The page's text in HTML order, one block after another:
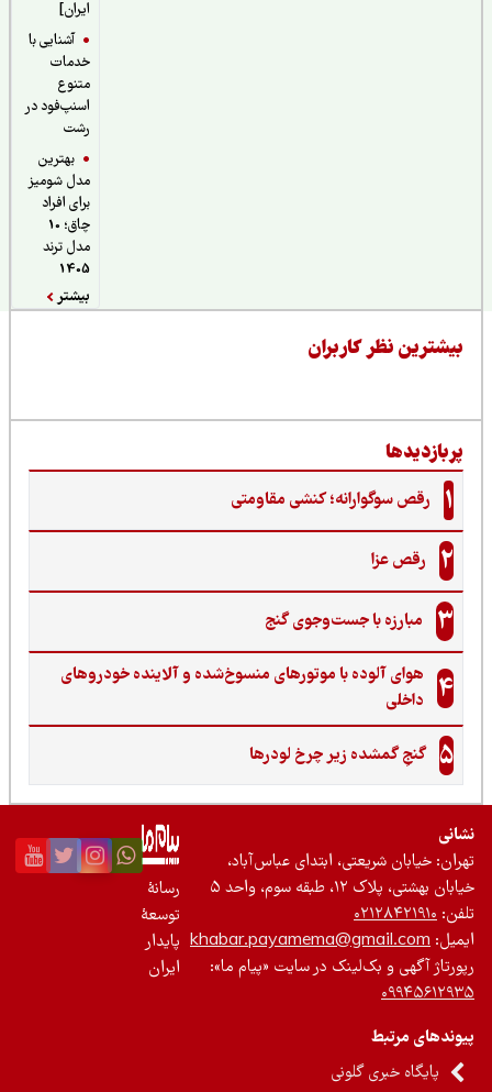
آشنایی با
خدمات
اسنپ‌فود در
بهترین
مدل شومیز
برای افراد
چاق؛ 10
مدل ترند
نظر کاربران
رقص سوگوارانه؛ کنشی مقاومتی
رقص عزا
مبارزه با جست‌وجوی گنج‌
هوای آلوده با موتورهای منسوخ‌شده و آلاینده خودروهای
داخلی
گنجِ گمشده زیر چرخ لودرها
خیابان شریعتی، ابتدای عباس‌آباد،
بهشتی، پلاک ۱۲، طبقه سوم، واحد ۵
۰۲۱۲۸۴۲۱۹۱۰
khabar.payamema@gmail.com
آگهی و بک‌لینک در سایت «پیام ما»:
مرتبط
پایگاه خبری گلونی
رسانۀ
توسعۀ
پایدار
ایران